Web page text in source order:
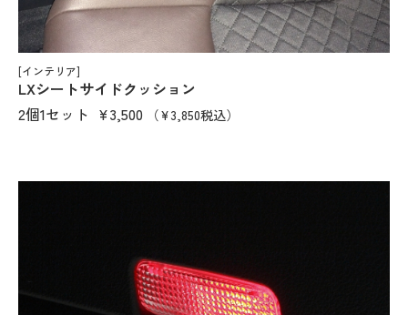
[インテリア]
LXシートサイドクッション
2個1セット ¥3,500 （¥3,850税込）